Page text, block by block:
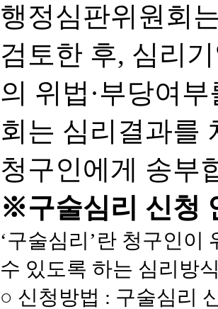
행정심판위원회
검토한 후, 심리
의 위법·부당여
회는 심리결과를
청구인에게 송부
※구술심리 신청
‘구술심리’란 청구인이
수 있도록 하는 심리방
○ 신청방법 : 구술심리